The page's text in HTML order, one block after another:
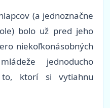
(a jednoznačne
bolo už pred jeho
niekoľkonásobných
jednoducho
ktorí si vytiahnu